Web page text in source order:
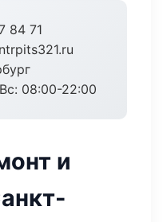
84 71
08:00-22:00
и